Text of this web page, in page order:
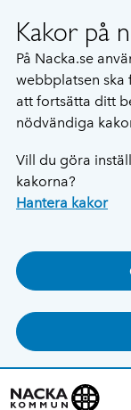
Kakor på
På Nacka.se
webbplatsen ska
att fortsätta ditt
nödvändiga
Vill du göra
kakorna?
Hantera kakor